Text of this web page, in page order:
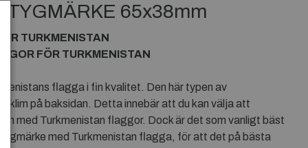
TYGMÄRKE 65x38mm
TURKMENISTAN
FÖR TURKMENISTAN
flagga i fin kvalitet. Den här typen av
på baksidan. Detta innebär att du kan välja att
med Turkmenistan flaggor. Dock är det som vanligt bäst
med Turkmenistan flagga, för att det på bästa